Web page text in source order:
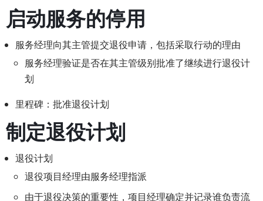
启动服务的停用
服务经理向其主管提交退役申请，包括采取行动的理由
服务经理验证是否在其主管级别批准了继续进行退役计
划
里程碑：批准退役计划
制定退役计划
退役计划
退役项目经理由服务经理指派
由于退役决策的重要性，项目经理确定并记录谁负责流